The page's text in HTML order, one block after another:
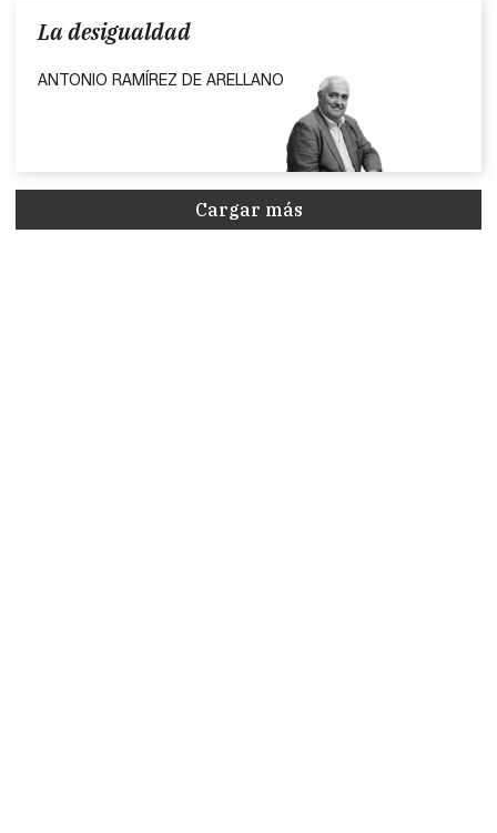
La desigualdad
ANTONIO RAMÍREZ DE ARELLANO
Cargar más